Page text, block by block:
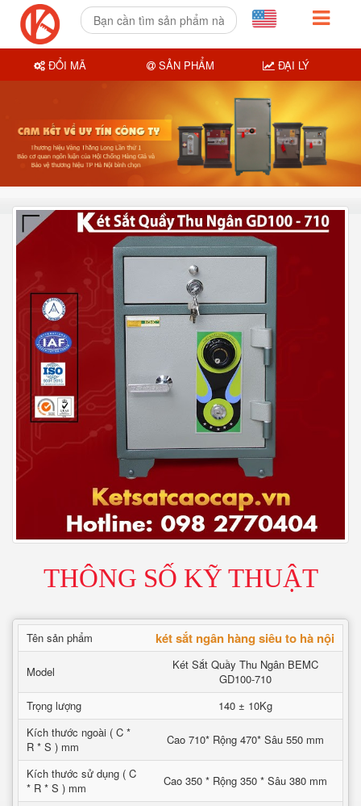
THÔNG SỐ KỸ THUẬT
Tên sản phẩm két sắt ngân hàng siêu to hà nội
Model
Két Sắt Quầy Thu Ngân BEMC
GD100-710
Trọng lượng
140 ± 10Kg
Kích thước ngoài ( C *
R * S ) mm
Cao 710* Rộng 470* Sâu 550 mm
Kích thước sử dụng ( C
* R * S ) mm
Cao 350 * Rộng 350 * Sâu 380 mm
ĐỔI MÃ SẢN PHẨM ĐẠI LÝ